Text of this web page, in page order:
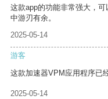
这款app的功能非常强大，
中游刃有余。
2025-05-14
游客
这款加速器VPM应用程序已
2025-05-14